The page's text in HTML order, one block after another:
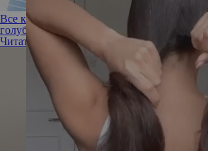
Все к лицу? Одежда какого цвета
голубых глаз
Читать полностью